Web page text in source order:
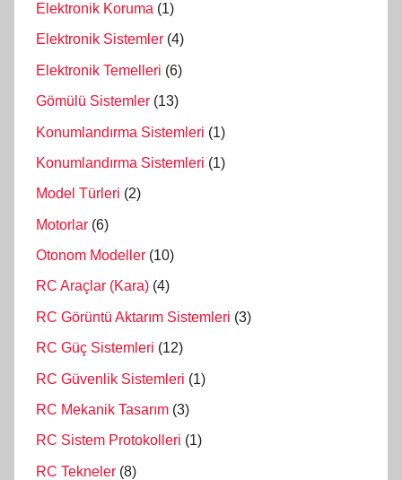
Elektronik Koruma (1)
Elektronik Sistemler (4)
Elektronik Temelleri (6)
Gömülü Sistemler (13)
Konumlandırma Sistemleri (1)
Konumlandırma Sistemleri (1)
Model Türleri (2)
Motorlar (6)
Otonom Modeller (10)
RC Araçlar (Kara) (4)
RC Görüntü Aktarım Sistemleri (3)
RC Güç Sistemleri (12)
RC Güvenlik Sistemleri (1)
RC Mekanik Tasarım (3)
RC Sistem Protokolleri (1)
RC Tekneler (8)